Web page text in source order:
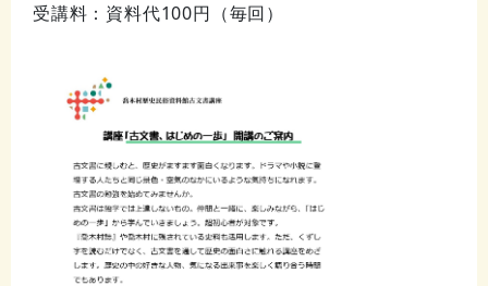
受講料：資料代100円（毎回）